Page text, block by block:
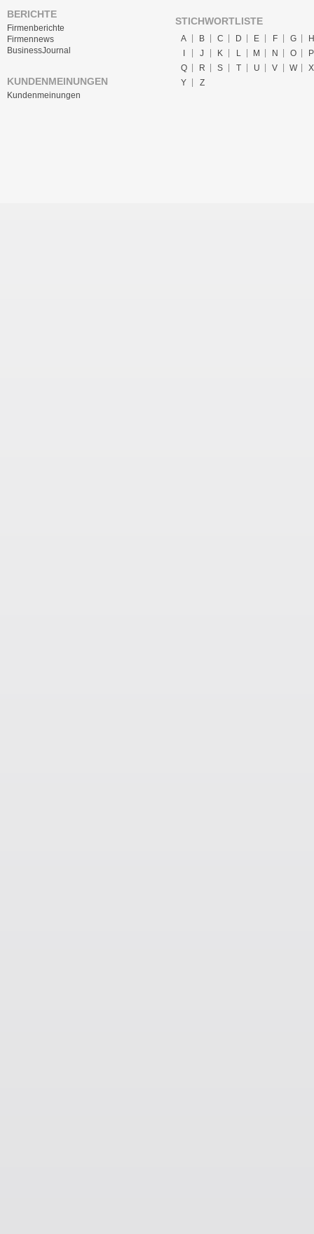
BERICHTE
Firmenberichte
Firmennews
BusinessJournal
KUNDENMEINUNGEN
Kundenmeinungen
STICHWORTLISTE
A B C D E F G
H
J K L M N O
P
Q
R S T U V W
X
Y
Z